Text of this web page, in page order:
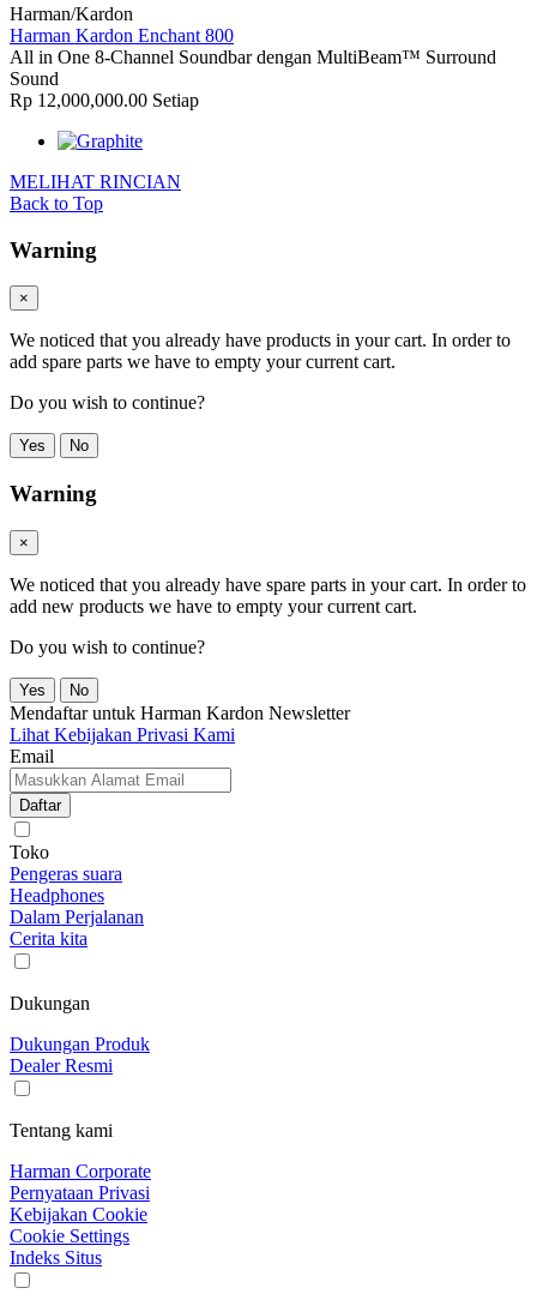
Harman/Kardon
Harman Kardon Enchant 800
All in One 8-Channel Soundbar dengan MultiBeam™ Surround
Sound
Rp 12,000,000.00 Setiap
MELIHAT RINCIAN
Back to Top
Warning
×
We noticed that you already have products in your cart. In order to
add spare parts we have to empty your current cart.
Do you wish to continue?
Yes No
Warning
×
We noticed that you already have spare parts in your cart. In order to
add new products we have to empty your current cart.
Do you wish to continue?
Yes No
Mendaftar untuk Harman Kardon Newsletter
Lihat Kebijakan Privasi Kami
Email
Daftar
Toko
Pengeras suara
Headphones
Dalam Perjalanan
Cerita kita
Dukungan
Dukungan Produk
Dealer Resmi
Tentang kami
Harman Corporate
Pernyataan Privasi
Kebijakan Cookie
Cookie Settings
Indeks Situs